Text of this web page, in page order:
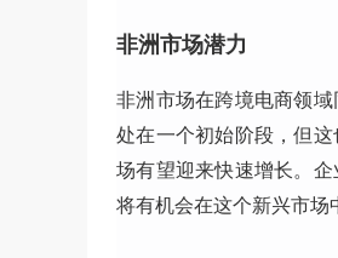
非洲市场潜力
非洲市场在跨境电商领
处在一个初始阶段，但
场有望迎来快速增长。
将有机会在这个新兴市场